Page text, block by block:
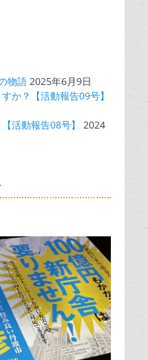
物語 2025年6月9日
か？【活動報告09号】
活動報告08号】
2024